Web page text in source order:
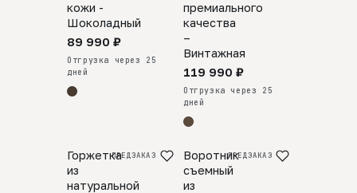
кожи -
Шоколадный
89 990 ₽
Отгрузка через 25
дней
премиального
качества
–
Винтажная
119 990 ₽
Отгрузка через 25
дней
Горжетка
из
натуральной
ПРЕДЗАКАЗ
Воротник
съемный
из
ПРЕДЗАКАЗ